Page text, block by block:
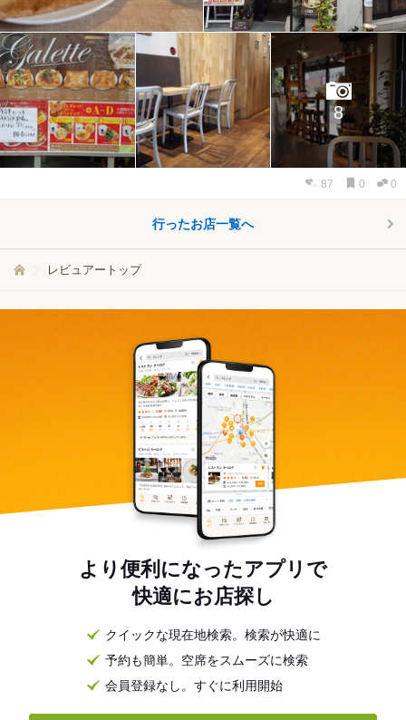
8
87 0 0
行ったお店一覧へ
レビュアートップ
より便利になったアプリで
快適にお店探し
クイックな現在地検索。検索が快適に
予約も簡単。空席をスムーズに検索
会員登録なし。すぐに利用開始